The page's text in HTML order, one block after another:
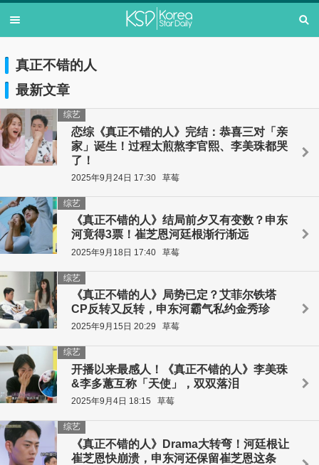
真正不错的人
最新文章
恋综《真正不错的人》完结：恭喜三对「亲
家」诞生！过程太煎熬李官熙、李美珠都哭
了！
综艺
2025年9月24日 17:30 草莓
《真正不错的人》结局前夕又有变数？申东
河竟得3票！崔芝恩河廷根渐行渐远
综艺
2025年9月18日 17:40 草莓
《真正不错的人》局势已定？艾菲尔铁塔
CP反转又反转，申东河霸气私约金秀珍
综艺
2025年9月15日 20:29 草莓
开播以来最感人！《真正不错的人》李美珠
&李多蕙互称「天使」，双双落泪
综艺
2025年9月4日 18:15 草莓
《真正不错的人》Drama大转弯！河廷根让
崔芝恩快崩溃，申东河还保留崔芝恩这条
综艺